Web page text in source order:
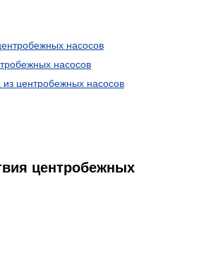
насосов
насосов
из центробежных насосов
центробежных